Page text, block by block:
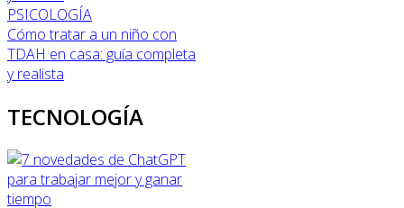
PSICOLOGÍA
Cómo tratar a un niño con
TDAH en casa: guía completa
y realista
TECNOLOGÍA